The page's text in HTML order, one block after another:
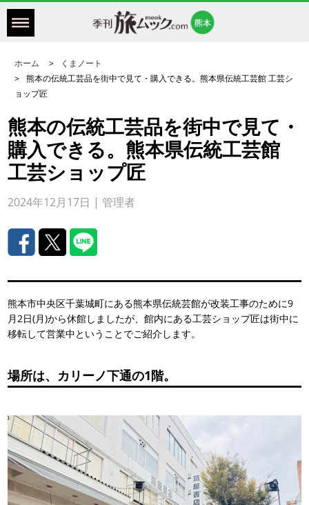
ホーム
くまノート
熊本の伝統工芸品を街中で見て・購入できる。熊本県伝統工芸館 工芸シ
ョップ匠
熊本の伝統工芸品を街中で見て・
購入できる。熊本県伝統工芸館
工芸ショップ匠
2024年12月17日 | 管理者
熊本市中央区千葉城町にある熊本県伝統芸館が改装工事のために9
月2日(月)から休館しましたが、館内にある工芸ショップ匠は街中に
移転して営業中ということでご紹介します。
場所は、カリーノ下通の1階。